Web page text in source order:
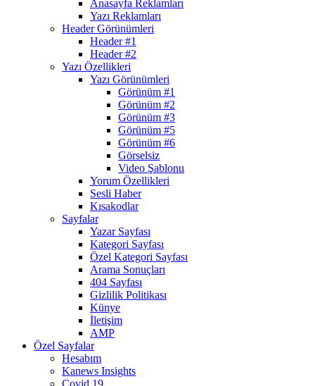
Anasayfa Reklamları
Yazı Reklamları
Header Görünümleri
Header #1
Header #2
Yazı Özellikleri
Yazı Görünümleri
Görünüm #1
Görünüm #2
Görünüm #3
Görünüm #5
Görünüm #6
Görselsiz
Video Şablonu
Yorum Özellikleri
Sesli Haber
Kısakodlar
Sayfalar
Yazar Sayfası
Kategori Sayfası
Özel Kategori Sayfası
Arama Sonuçları
404 Sayfası
Gizlilik Politikası
Künye
İletişim
AMP
Özel Sayfalar
Hesabım
Kanews Insights
Covid 19